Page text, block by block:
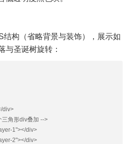
结构（省略背景与装饰），展示如
与圣诞树旋转：
div>
角形div叠加 -->
1"></div>
2"></div>